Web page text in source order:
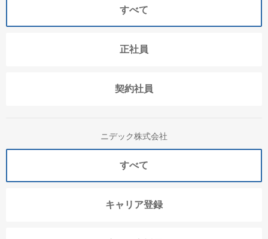
すべて
正社員
契約社員
ニデック株式会社
すべて
キャリア登録